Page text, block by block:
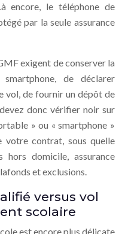
encore, le téléphone de
par la seule assurance
exigent de conserver la
de déclarer
vol, de fournir un dépôt de
donc vérifier noir sur
» ou « smartphone »
votre contrat, sous quelle
hors domicile, assurance
et exclusions.
versus vol
scolaire
est encore plus délicate